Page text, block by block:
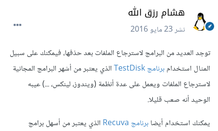
هشام رزق الله
نشر23 مايو 2016
توجد العديد من البرامج لاسترجاع الملفات بعد حذفها، فيمكنك على سبيل
المثال استخدامبرنامج TestDisk
الذي يعتبر من أشهر البرامج المجانية
لاسترجاع الملفات ويعمل على عدة أنظمة (ويندوز، لينكس، ...) عيبه
الوحيد أنه صعب قليلا.
يمكنك استخدام أيضابرنامج Recuva
الذي يعتبر من أسهل برامج